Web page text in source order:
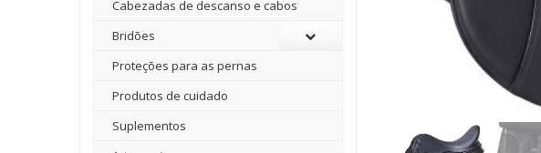
Cabezadas de descanso e cabos
Bridões
Proteções para as pernas
Produtos de cuidado
Suplementos